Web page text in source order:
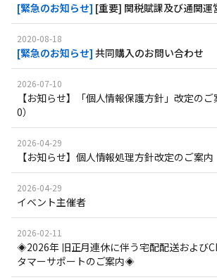
[緊急のお知らせ] [重要] 関税賦課及び通関運
2020-08-18
[緊急のお知らせ] 共同購入のお問い合わせ
2026-07-10
【お知らせ】「個人情報保護方針」改定の
0）
2026-04-29
【お知らせ】個人情報処理方針改定のご案内
2026-04-29
イベント主催者
2026-02-11
◈2026年 旧正月連休に伴う宅配配送および
タマーサポートのご案内◈